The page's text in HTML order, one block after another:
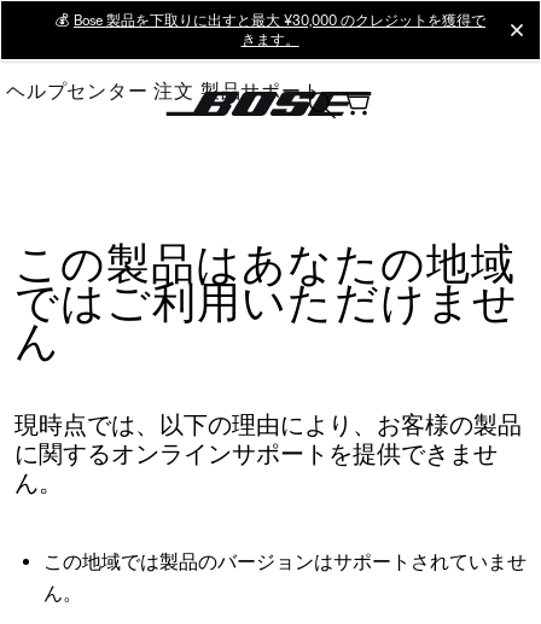
Main
💰 Bose 製品を下取りに出すと最大 ¥30,000 のクレジットを獲得で
きます。
ヘルプセンター 注文 製品サポート
この製品はあなたの地域
ではご利用いただけませ
ん
現時点では、以下の理由により、お客様の製品
に関するオンラインサポートを提供できませ
ん。
この地域では製品のバージョンはサポートされていませ
ん。